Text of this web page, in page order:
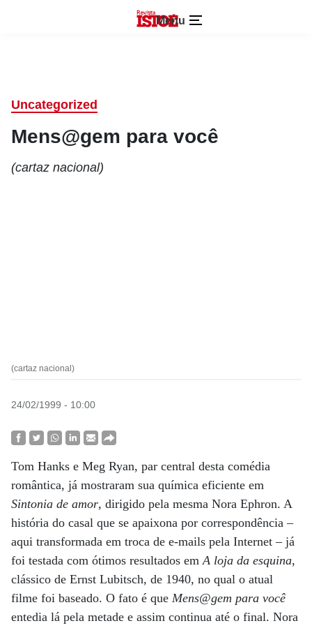
Menu
Uncategorized
Mens@gem para você
(cartaz nacional)
(cartaz nacional)
24/02/1999 - 10:00
Tom Hanks e Meg Ryan, par central desta comédia
romântica, já mostraram sua química eficiente em
Sintonia de amor, dirigido pela mesma Nora Ephron. A
história do casal que se apaixona por correspondência –
aqui transformada em troca de e-mails pela Internet – já
foi testada com ótimos resultados emA loja da esquina,
clássico de Ernst Lubitsch, de 1940, no qual o atual
filme foi baseado. O fato é que Mens@gem para você
entedia lá pela metade e assim continua até o final. Nora